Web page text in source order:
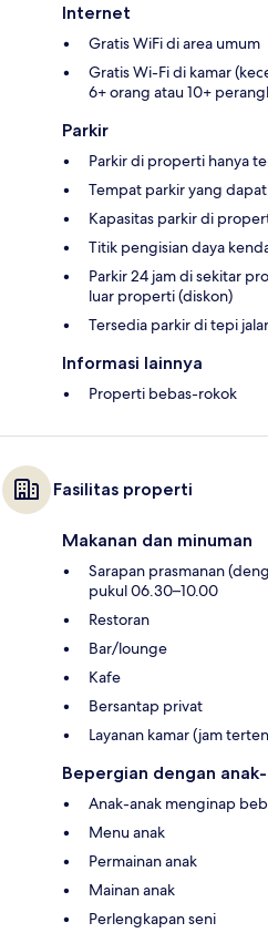
Internet
Gratis WiFi di area umum
Gratis Wi-Fi di kamar
6+ orang atau 10+
Parkir
Parkir di properti hanya
Tempat parkir yang
Kapasitas parkir di
Titik pengisian daya
Parkir 24 jam di sekitar
luar properti (diskon)
Tersedia parkir di tepi
Informasi lainnya
Properti bebas-rokok
Fasilitas properti
Makanan dan minuman
Sarapan prasmanan
pukul 06.30–10.00
Restoran
Bar/lounge
Kafe
Bersantap privat
Layanan kamar (jam
Bepergian dengan
Anak-anak menginap
Menu anak
Permainan anak
Mainan anak
Perlengkapan seni